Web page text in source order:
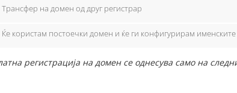
Трансфер на домен од друг регистрар
Ќе користам постоечки домен и ќе ги конфигурирам
регистрација на домен се однесува само на